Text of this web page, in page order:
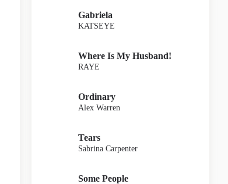
Gabriela
KATSEYE
Where Is My Husband!
RAYE
Ordinary
Alex Warren
Tears
Sabrina Carpenter
Some People